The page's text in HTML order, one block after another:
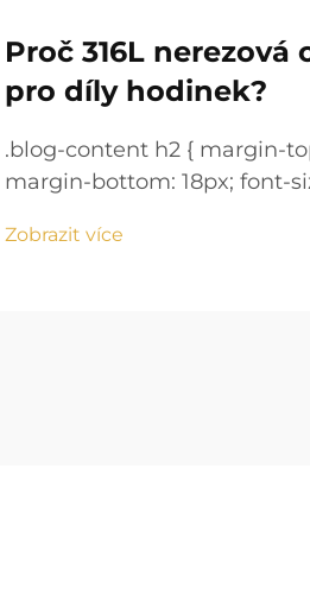
Proč 316L nerezová
pro díly hodinek?
.blog-content h2 { margin-
margin-bottom: 18px; font-
height: normal; } .blog-
Zobrazit více